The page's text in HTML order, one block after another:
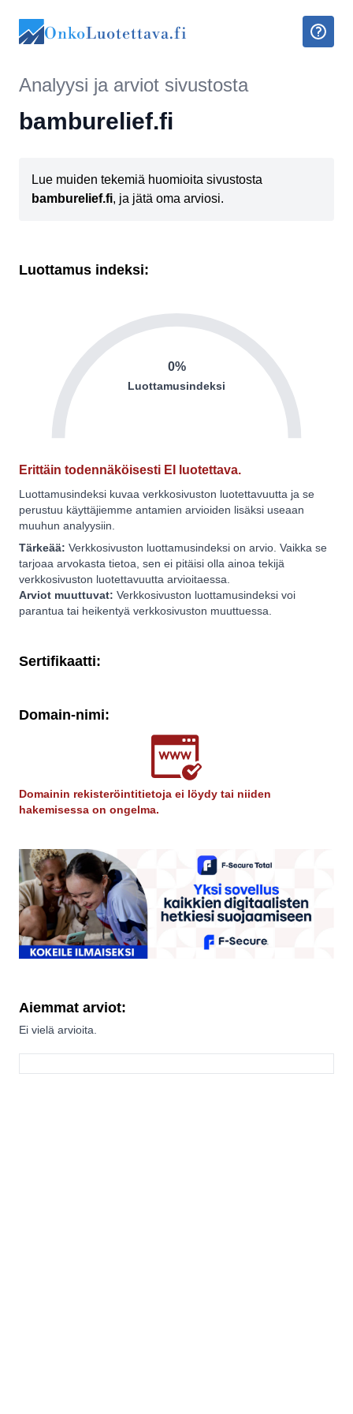
OnkoLuotettava.fi
Analyysi ja arviot sivustosta
bamburelief.fi
Lue muiden tekemiä huomioita sivustosta
bamburelief.fi, ja jätä oma arviosi.
Luottamus indeksi:
0%
Luottamusindeksi
Erittäin todennäköisesti EI luotettava.
Luottamusindeksi kuvaa verkkosivuston luotettavuutta ja se
perustuu käyttäjiemme antamien arvioiden lisäksi useaan
muuhun analyysiin.
Tärkeää: Verkkosivuston luottamusindeksi on arvio. Vaikka se
tarjoaa arvokasta tietoa, sen ei pitäisi olla ainoa tekijä
verkkosivuston luotettavuutta arvioitaessa.
Arviot muuttuvat: Verkkosivuston luottamusindeksi voi
parantua tai heikentyä verkkosivuston muuttuessa.
Sertifikaatti:
Domain-nimi:
Domainin rekisteröintitietoja ei löydy tai niiden
hakemisessa on ongelma.
Aiemmat arviot:
Ei vielä arvioita.